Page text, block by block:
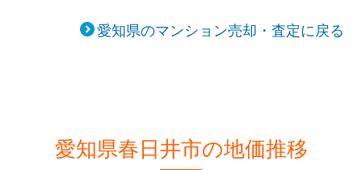
愛知県のマンション売却・査定に戻る
愛知県春日井市の地価推移